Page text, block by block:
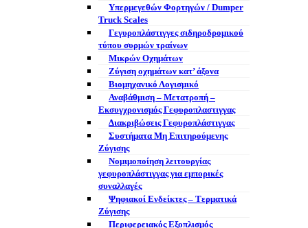
Υπερμεγεθών Φορτηγών / Dumper
Truck Scales
Γεγυροπλάστιγγες σιδηροδρομικού
τύπου συρμών τραίνων
Μικρών Οχημάτων
Ζύγιση οχημάτων κατ’ άξονα
Βιομηχανικό Λογισμικό
Αναβάθμιση – Μετατροπή –
Εκσυγχρονισμός Γεφυροπλαστιγγας
Διακριβώσεις Γεφυροπλάστιγγας
Συστήματα Μη Επιτηρούμενης
Ζύγισης
Νομιμοποίηση λειτουργίας
γεφυροπλάστιγγας για εμπορικές
συναλλαγές
Ψηφιακοί Ενδείκτες – Tερματικά
Ζύγισης
Περιφερειακός Εξοπλισμός